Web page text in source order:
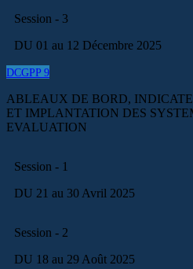
Session - 3
DU 01 au 12 Décembre 2025
DCGPP 9
ABLEAUX DE BORD,
ET IMPLANTATION DES
EVALUATION
Session - 1
DU 21 au 30 Avril 2025
Session - 2
DU 18 au 29 Août 2025